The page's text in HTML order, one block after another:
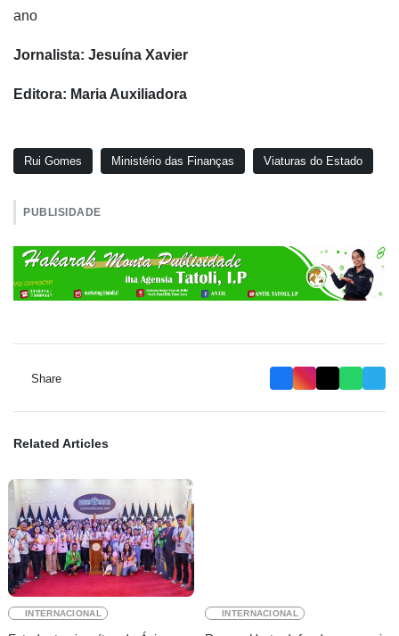
ano
Jornalista: Jesuína Xavier
Editora: Maria Auxiliadora
Rui Gomes Ministério das Finanças Viaturas do Estado
PUBLISIDADE
Share
Related Articles
INTERNACIONAL INTERNACIONAL